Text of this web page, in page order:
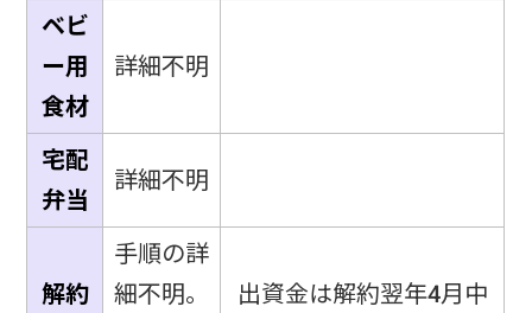
ベビ
ー用
食材
詳細不明
宅配
弁当
詳細不明
解約
手順の詳
細不明。
出資金は解約翌年4月中